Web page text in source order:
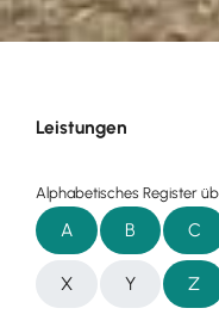
Leistungen
Alphabetisches Register
A B C
X Y Z